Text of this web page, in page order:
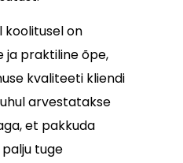
koolitusel on
ja praktiline õpe,
kvaliteeti kliendi
arvestatakse
et pakkuda
tuge